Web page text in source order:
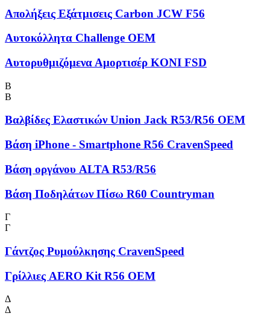
Απολήξεις Εξάτμισεις Carbon JCW F56
Αυτοκόλλητα Challenge OEM
Αυτορυθμιζόμενα Αμορτισέρ KONI FSD
Β
Β
Βαλβίδες Ελαστικών Union Jack R53/R56 OEM
Βάση iPhone - Smartphone R56 CravenSpeed
Βάση οργάνου ALTA R53/R56
Βάση Ποδηλάτων Πίσω R60 Countryman
Γ
Γ
Γάντζος Ρυμούλκησης CravenSpeed
Γρίλλιες AERO Kit R56 OEM
Δ
Δ